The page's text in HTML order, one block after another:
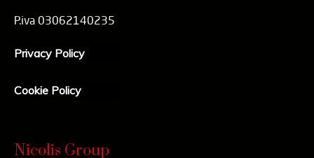
P.iva 03062140235
Privacy Policy
Cookie Policy
Nicolis Group